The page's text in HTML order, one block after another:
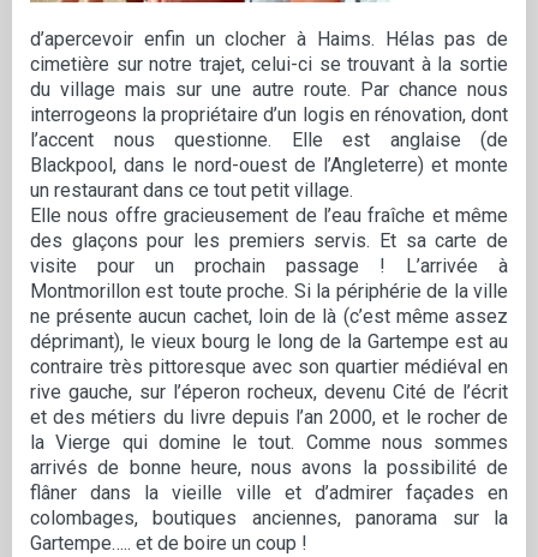
d’apercevoir enfin un clocher à Haims. Hélas pas de
cimetière sur notre trajet, celui-ci se trouvant à la sortie
du village mais sur une autre route. Par chance nous
interrogeons la propriétaire d’un logis en rénovation, dont
l’accent nous questionne. Elle est anglaise (de
Blackpool, dans le nord-ouest de l’Angleterre) et monte
un restaurant dans ce tout petit village.
Elle nous offre gracieusement de l’eau fraîche et même
des glaçons pour les premiers servis. Et sa carte de
visite pour un prochain passage ! L’arrivée à
Montmorillon est toute proche. Si la périphérie de la ville
ne présente aucun cachet, loin de là (c’est même assez
déprimant), le vieux bourg le long de la Gartempe est au
contraire très pittoresque avec son quartier médiéval en
rive gauche, sur l’éperon rocheux, devenu Cité de l’écrit
et des métiers du livre depuis l’an 2000, et le rocher de
la Vierge qui domine le tout. Comme nous sommes
arrivés de bonne heure, nous avons la possibilité de
flâner dans la vieille ville et d’admirer façades en
colombages, boutiques anciennes, panorama sur la
Gartempe….. et de boire un coup !